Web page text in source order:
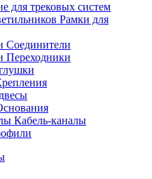
для трековых систем
Рамки для
Соединители
Переходники
Кабель-каналы